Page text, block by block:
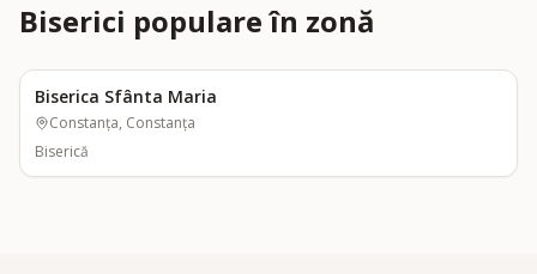
Biserici populare în zonă
Biserica Sfânta Maria
Constanța, Constanța
Biserică